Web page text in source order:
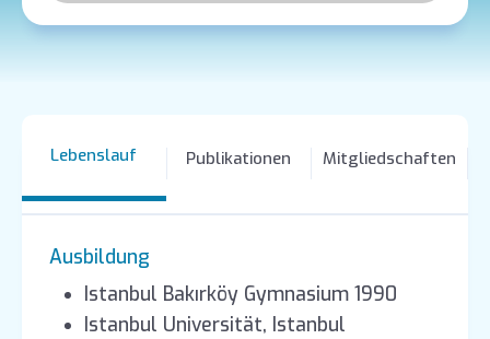
Lebenslauf Publikationen Mitgliedschaften
Ausbildung
Istanbul Bakırköy Gymnasium 1990
Istanbul Universität, Istanbul